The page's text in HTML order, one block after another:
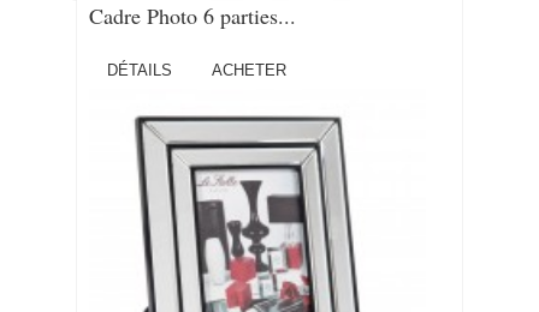
Cadre Photo 6 parties...
DÉTAILS ACHETER